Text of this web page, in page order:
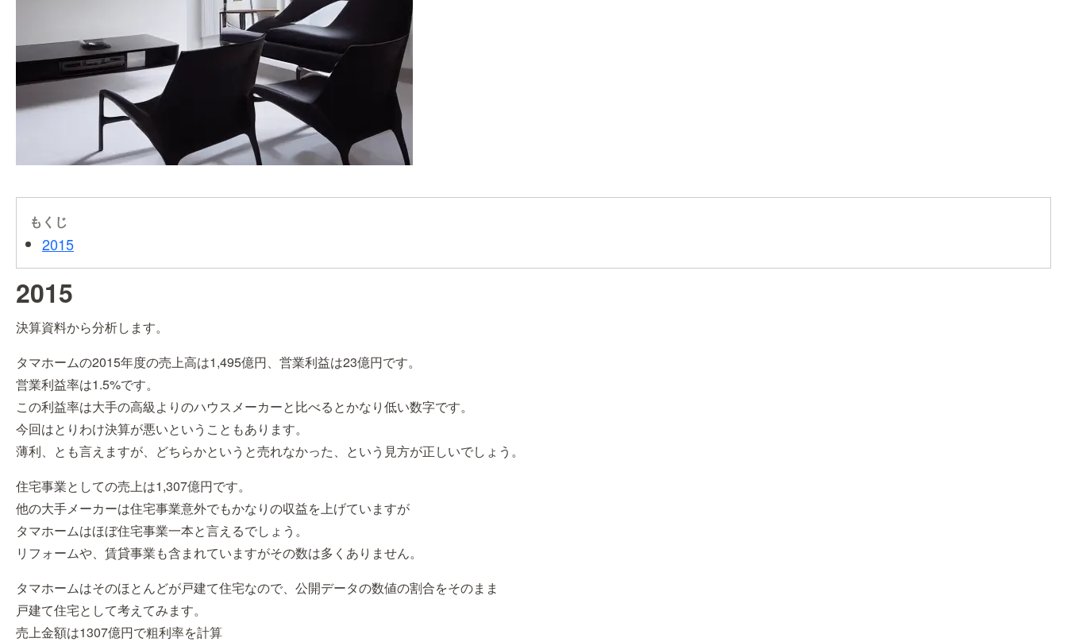
もくじ
2015
2015
決算資料から分析します。
タマホームの2015年度の売上高は1,495億円、営業利益は23億円です。
営業利益率は1.5%です。
この利益率は大手の高級よりのハウスメーカーと比べるとかなり低い数字です。
今回はとりわけ決算が悪いということもあります。
薄利、とも言えますが、どちらかというと売れなかった、という見方が正しいでしょう。
住宅事業としての売上は1,307億円です。
他の大手メーカーは住宅事業意外でもかなりの収益を上げていますが
タマホームはほぼ住宅事業一本と言えるでしょう。
リフォームや、賃貸事業も含まれていますがその数は多くありません。
タマホームはそのほとんどが戸建て住宅なので、公開データの数値の割合をそのまま
戸建て住宅として考えてみます。
売上金額は1307億円で粗利率を計算